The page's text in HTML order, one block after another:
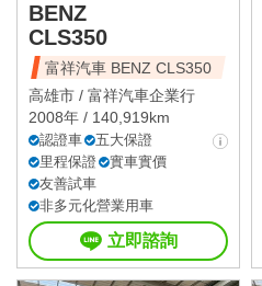
BENZ
CLS350
富祥汽車 BENZ CLS350
高雄市 / 富祥汽車企業行
2008年 / 140,919km
認證車
五大保證
里程保證
實車實價
友善試車
非多元化營業用車
立即諮詢